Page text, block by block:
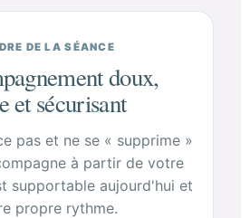
DE LA SÉANCE
doux,
et sécurisant
pas et ne se « supprime »
à partir de votre
supportable aujourd'hui et
propre rythme.